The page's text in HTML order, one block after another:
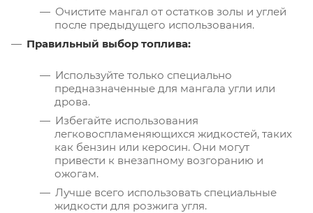
Очистите мангал от остатков золы и углей
после предыдущего использования.
Правильный выбор топлива:
Используйте только специально
предназначенные для мангала угли или
дрова.
Избегайте использования
легковоспламеняющихся жидкостей, таких
как бензин или керосин. Они могут
привести к внезапному возгоранию и
ожогам.
Лучше всего использовать специальные
жидкости для розжига угля.